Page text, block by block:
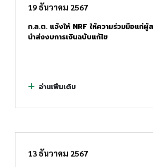
19 ธันวาคม 2567
ก.ล.ต. แจ้งให้ NRF ให้ความร่วมมือแก่
นำส่งงบการเงินฉบับแก้ไข
อ่านเพิ่มเติม
13 ธันวาคม 2567